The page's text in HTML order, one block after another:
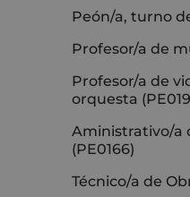
Peón/a, turno
Profesor/a de
Profesor/a de
orquesta
Aministrativo/a
(PE0166)
Técnico/a de